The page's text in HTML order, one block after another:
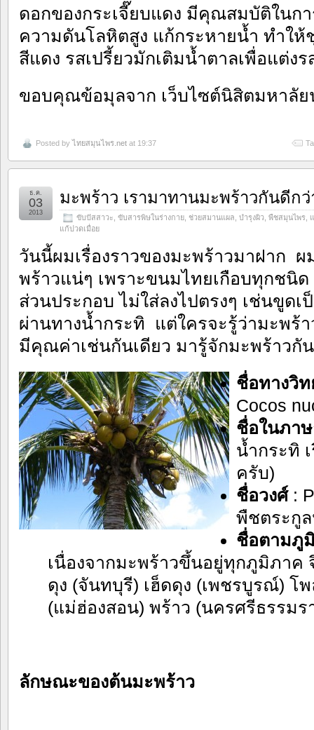
ดอกของกระเจี๊ยบแดง มีคุณสมบัติในก
ความดันโลหิตสูง แก้กระหายน้ำ ทำใ
สีแดง รสเปรี้ยวมักเติมน้ำตาลเพื่อแต่งร
ขอบคุณข้อมุลจาก เว็บไซต์นิสิตมหาลัย
Posted by ไทยสมุนไพร.net at 19:37
มะพร้าว เรามาทานมะพร้าวกันดีกว่
ขับปัสสาวะ, ขับสารพิษในร่างกาย, ช่วยสมานแผล, บำรุงผิว, พืชสมุนไพร,
แก้ปวดเมื่อย
ธ.ค.
03
2013
วันนี้ผมเรื่องราวของมะพร้าวมาฝาก
พร้าวแน่ๆ เพราะขนมไทยเกือบทุกชนิ
ส่วนประกอบ ไม่ใส่ลงไปตรงๆ เช่นขูดเ
ผ่านทางน้ำกระทิ แต่ใครจะรู้ว่ามะพร้
มีคุณค่าเช่นกันเดียว มารู้จักมะพร้าวกั
ชื่อทางวิ
Cocos
ชื่อในภา
น้ำกระทิ
ครับ)
ชื่อวงศ์:
พืชตระกู
ชื่อตามภู
เนื่องจากมะพร้าวขึ้นอยู่ทุกภูมิภาค
ดุง (จันทบุรี) เฮ็ดดุง (เพชรบูรณ์) โ
(แม่ฮ่องสอน) พร้าว (นครศรีธรรม
ลักษณะของต้